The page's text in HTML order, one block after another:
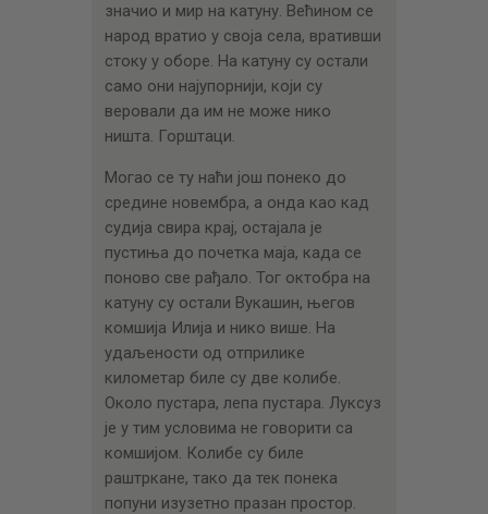
значио и мир на катуну. Већином се
народ вратио у своја села, вративши
стоку у оборе. На катуну су остали
само они најупорнији, који су
веровали да им не може нико
ништа. Горштаци.
Могао се ту наћи још понеко до
средине новембра, а онда као кад
судија свира крај, остајала је
пустиња до почетка маја, када се
поново све рађало. Тог октобра на
катуну су остали Вукашин, његов
комшија Илија и нико више. На
удаљености од отприлике
километар биле су две колибе.
Oколо пустара, лепа пустара. Луксуз
је у тим условима не говорити са
комшијом. Колибе су биле
раштркане, тако да тек понека
попуни изузетно празан простор.